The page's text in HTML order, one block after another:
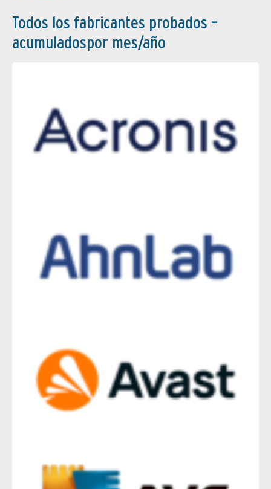
Todos los fabricantes probados –
acumuladospor mes/año